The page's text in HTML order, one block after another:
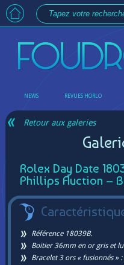
NEWS REVUES HORLO
Retour aux galeries
Rolex Day Date
Phillips Auction –
Référence 18039B.
Boitier 36mm en or gris et
Bracelet 3 ors « fusionnés »